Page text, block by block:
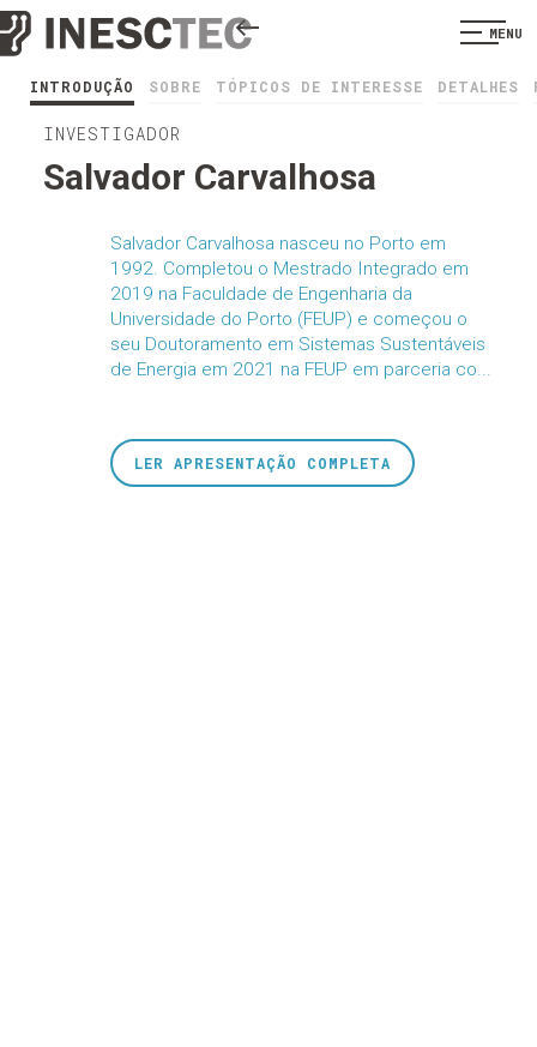
MENU
INTRODUÇÃO SOBRE TÓPICOS DE INTERESSE DETALHES
INVESTIGADOR
Salvador Carvalhosa
Salvador Carvalhosa nasceu no Porto em
1992. Completou o Mestrado Integrado em
2019 na Faculdade de Engenharia da
Universidade do Porto (FEUP) e começou o
seu Doutoramento em Sistemas Sustentáveis
de Energia em 2021 na FEUP em parceria co...
LER APRESENTAÇÃO COMPLETA